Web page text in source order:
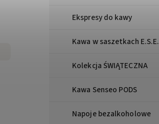
Ekspresy do kawy
Kawa w saszetkach E.S.E.
Kolekcja ŚWIĄTECZNA
Kawa Senseo PODS
Napoje bezalkoholowe